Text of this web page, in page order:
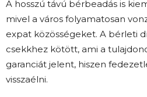
A hosszú távú bérbeadás is
mivel a város folyamatosan
expat közösségeket. A bérleti
csekkhez kötött, ami a
garanciát jelent, hiszen
visszaélni.